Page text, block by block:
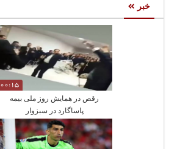
خبر
00:15
رقص در همایش روز ملی بیمه
پاساگارد در سبزوار